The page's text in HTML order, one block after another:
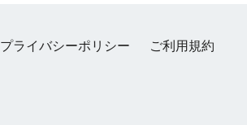
プライバシーポリシー ご利用規約